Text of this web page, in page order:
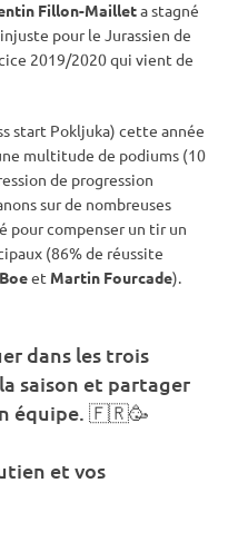
Fillon-Mailleta stagné
pour le Jurassien de
2019/2020 qui vient de
start Pokljuka) cette année
multitude de podiums (10
de progression
sur de nombreuses
pour compenser un tir un
(86% de réussite
et Martin Fourcade).
dans les trois
saison et partager
équipe. 🇫🇷🥳
et vos